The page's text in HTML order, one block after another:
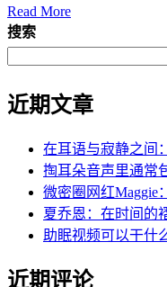
Read More
搜索
近期文章
在耳语与寂静之间
掏耳朵音声里通常
微密圈网红Maggie
夏乔恩：在时间的
助眠视频可以干什
近期评论